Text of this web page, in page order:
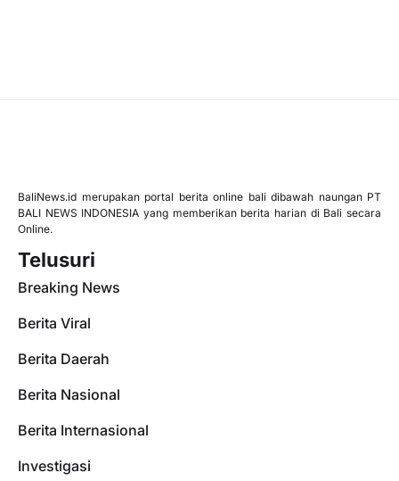
BaliNews.id merupakan portal berita online bali dibawah naungan PT
BALI NEWS INDONESIA yang memberikan berita harian di Bali secara
Online.
Telusuri
Breaking News
Berita Viral
Berita Daerah
Berita Nasional
Berita Internasional
Investigasi